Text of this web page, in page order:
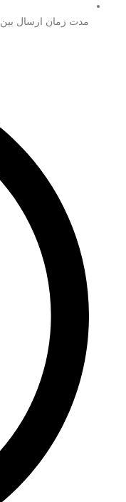
مدت زمان ارسال بین 1تا 3 روز کاری